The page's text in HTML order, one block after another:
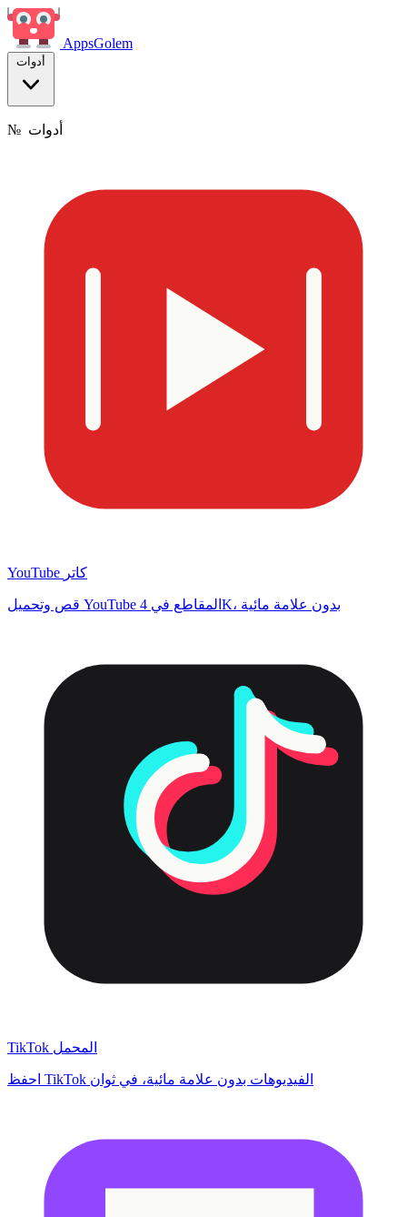
AppsGolem
أدوات
№ أدوات
YouTube كاتر
قص وتحميل YouTube المقاطع في 4K، بدون علامة مائية
TikTok المحمل
احفظ TikTok الفيديوهات بدون علامة مائية، في ثوان